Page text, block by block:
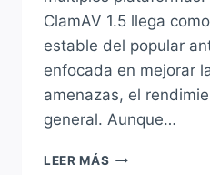
ClamAV 1.5 llega
estable del popular
enfocada en mejorar
amenazas, el
general. Aunque…
LEER MÁS CLAMAV